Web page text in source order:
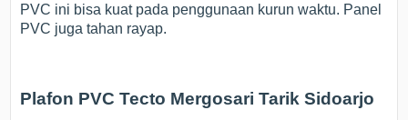
PVC ini bisa kuat pada penggunaan kurun waktu. Panel
PVC juga tahan rayap.
Plafon PVC Tecto Mergosari Tarik Sidoarjo